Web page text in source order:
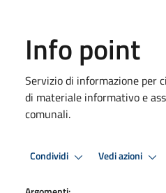
Info point
Servizio di informazione
di materiale informativo e
comunali.
Condividi Vedi azioni